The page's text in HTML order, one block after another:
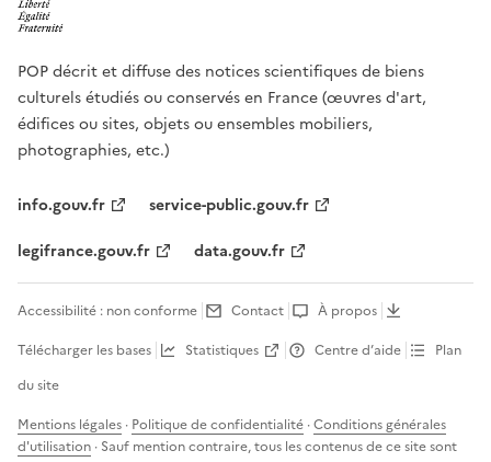
POP décrit et diffuse des notices scientifiques de biens
culturels étudiés ou conservés en France (œuvres d'art,
édifices ou sites, objets ou ensembles mobiliers,
photographies, etc.)
info.gouv.fr
service-public.gouv.fr
legifrance.gouv.fr
data.gouv.fr
Accessibilité : non conforme Contact
À propos
Télécharger les bases
Statistiques Centre d’aide
Plan
du site
Mentions légales · Politique de confidentialité ·Conditions générales
d'utilisation · Sauf mention contraire, tous les contenus de ce site sont